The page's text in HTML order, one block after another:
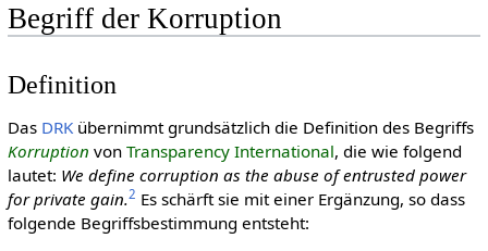
Begriff der Korruption
Definition
Das DRKübernimmt grundsätzlich die Definition des Begriffs
Korruption von Transparency International, die wie folgend
lautet: We define corruption as the abuse of entrusted power
for private gain.2 Es schärft sie mit einer Ergänzung, so dass
folgende Begriffsbestimmung entsteht: